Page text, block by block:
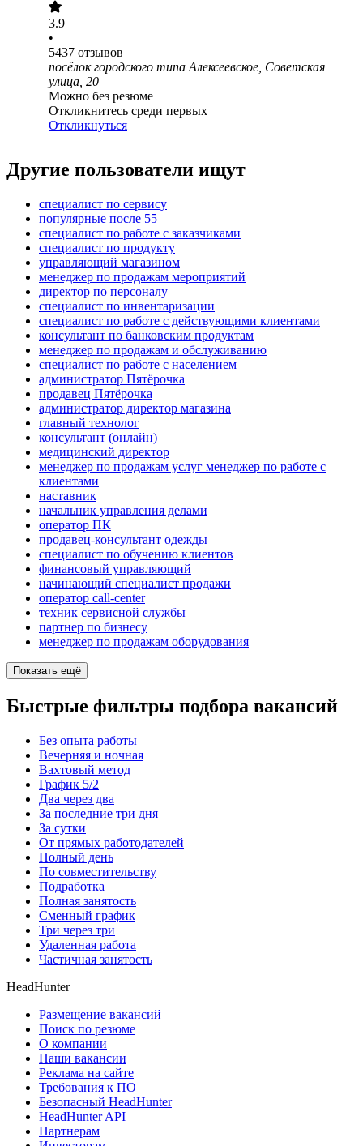
3.9
•
5437 отзывов
посёлок городского типа Алексеевское, Советская
улица, 20
Можно без резюме
Откликнитесь среди первых
Откликнуться
Другие пользователи ищут
специалист по сервису
популярные после 55
специалист по работе с заказчиками
специалист по продукту
управляющий магазином
менеджер по продажам мероприятий
директор по персоналу
специалист по инвентаризации
специалист по работе с действующими клиентами
консультант по банковским продуктам
менеджер по продажам и обслуживанию
специалист по работе с населением
администратор Пятёрочка
продавец Пятёрочка
администратор директор магазина
главный технолог
консультант (онлайн)
медицинский директор
менеджер по продажам услуг менеджер по работе с
клиентами
наставник
начальник управления делами
оператор ПК
продавец-консультант одежды
специалист по обучению клиентов
финансовый управляющий
начинающий специалист продажи
оператор call-center
техник сервисной службы
партнер по бизнесу
менеджер по продажам оборудования
Показать ещё
Быстрые фильтры подбора вакансий
Без опыта работы
Вечерняя и ночная
Вахтовый метод
График 5/2
Два через два
За последние три дня
За сутки
От прямых работодателей
Полный день
По совместительству
Подработка
Полная занятость
Сменный график
Три через три
Удаленная работа
Частичная занятость
HeadHunter
Размещение вакансий
Поиск по резюме
О компании
Наши вакансии
Реклама на сайте
Требования к ПО
Безопасный HeadHunter
HeadHunter API
Партнерам